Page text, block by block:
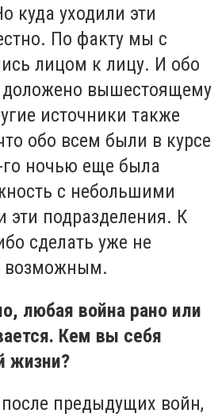
куда уходили эти
По факту мы с
лицом к лицу. И обо
вышестоящему
источники также
обо всем были в курсе
ночью еще была
с небольшими
эти подразделения. К
сделать уже не
возможным.
любая война рано или
Кем вы себя
жизни?
после предыдущих войн,